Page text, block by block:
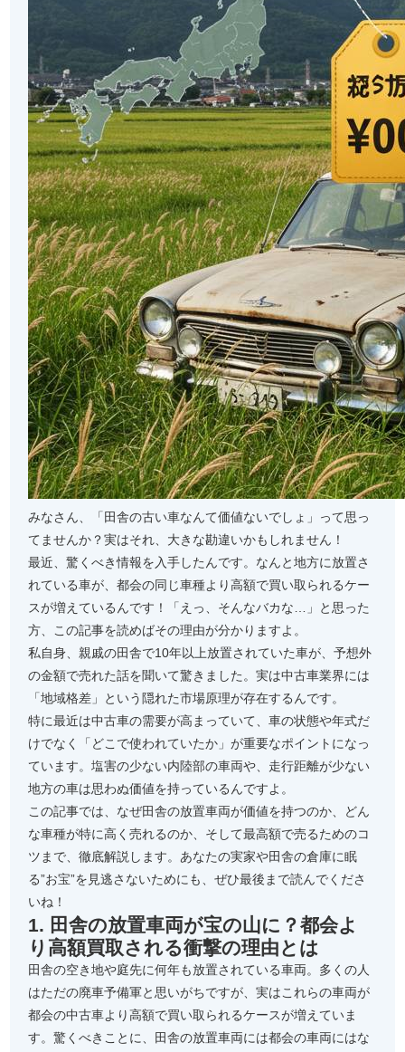
みなさん、「田舎の古い車なんて価値ないでしょ」って思っ
てませんか？実はそれ、大きな勘違いかもしれません！
最近、驚くべき情報を入手したんです。なんと地方に放置さ
れている車が、都会の同じ車種より高額で買い取られるケー
スが増えているんです！「えっ、そんなバカな…」と思った
方、この記事を読めばその理由が分かりますよ。
私自身、親戚の田舎で10年以上放置されていた車が、予想外
の金額で売れた話を聞いて驚きました。実は中古車業界には
「地域格差」という隠れた市場原理が存在するんです。
特に最近は中古車の需要が高まっていて、車の状態や年式だ
けでなく「どこで使われていたか」が重要なポイントになっ
ています。塩害の少ない内陸部の車両や、走行距離が少ない
地方の車は思わぬ価値を持っているんですよ。
この記事では、なぜ田舎の放置車両が価値を持つのか、どん
な車種が特に高く売れるのか、そして最高額で売るためのコ
ツまで、徹底解説します。あなたの実家や田舎の倉庫に眠
る”お宝”を見逃さないためにも、ぜひ最後まで読んでくださ
いね！
1. 田舎の放置車両が宝の山に？都会よ
り高額買取される衝撃の理由とは
田舎の空き地や庭先に何年も放置されている車両。多くの人
はただの廃車予備軍と思いがちですが、実はこれらの車両が
都会の中古車より高額で買い取られるケースが増えていま
す。驚くべきことに、田舎の放置車両には都会の車両にはな